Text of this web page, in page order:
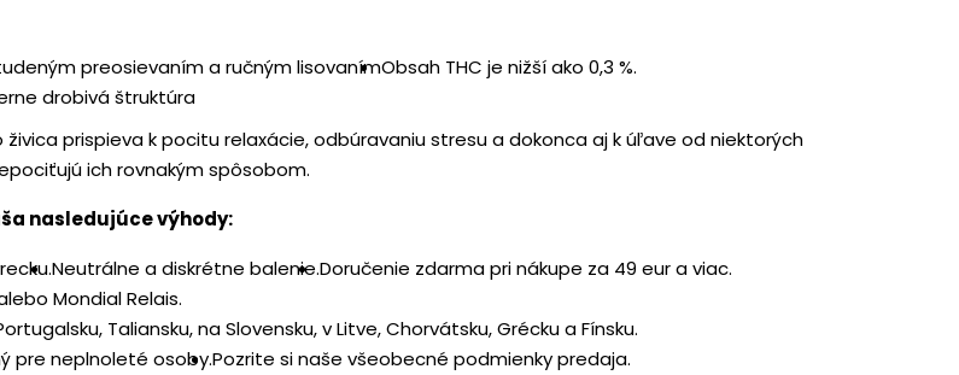
preosievaním a ručným lisovanímObsah THC je nižší ako 0,3 %.
drobivá štruktúra
prispieva k pocitu relaxácie, odbúravaniu stresu a dokonca aj k úľave od niektorých
ich rovnakým spôsobom.
nasledujúce výhody:
Neutrálne a diskrétne balenie.Doručenie zdarma pri nákupe za 49 eur a viac.
Mondial Relais.
Taliansku, na Slovensku, v Litve, Chorvátsku, Grécku a Fínsku.
pre neplnoleté osoby.Pozrite si naše všeobecné podmienky predaja.